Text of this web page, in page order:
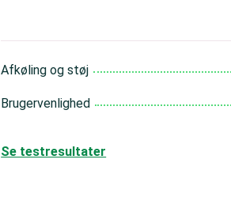
Afkøling og støj
Brugervenlighed
Se testresultater